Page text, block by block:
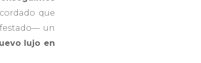
que
un
lujo en